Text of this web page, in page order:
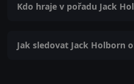
Kdo hraje v pořadu Jack
Jak sledovat Jack Holborn